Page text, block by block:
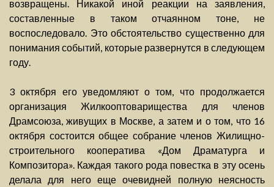
возвращены. Никакой иной реакции на заявления,
составленные в таком отчаянном тоне, не
воспоследовало. Это обстоятельство существенно для
понимания событий, которые развернутся в следующем
году.
3 октября его уведомляют о том, что продолжается
организация Жилкооптоварищества для членов
Драмсоюза, живущих в Москве, а затем и о том, что 16
октября состоится общее собрание членов Жилищно-
строительного кооператива «Дом Драматурга и
Композитора». Каждая такого рода повестка в эту осень
делала для него еще очевидней полную неясность